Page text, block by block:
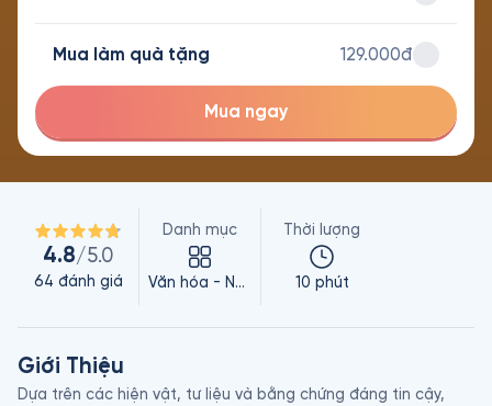
Mua làm quà tặng 129.000đ
Mua ngay
4.8/5.0
64 đánh giá
Danh mục
Văn hóa - Nghệ thuật
Thời lượng
10 phút
Giới Thiệu
Dựa trên các hiện vật, tư liệu và bằng chứng đáng tin cậy,